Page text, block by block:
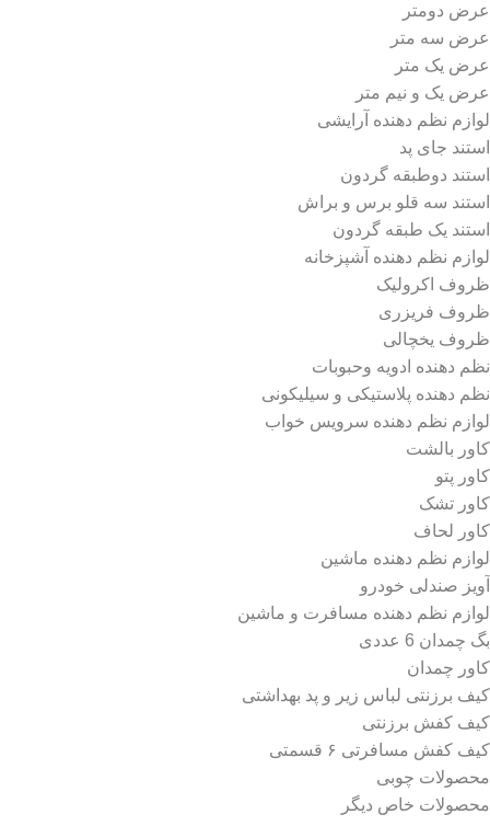
عرض دو‌متر
عرض سه متر
عرض یک متر
عرض یک و نیم متر
لوازم نظم دهنده آرایشی
استند جای پد
استند دو‌طبقه گردون
استند سه قلو برس و براش
استند یک طبقه گردون
لوازم نظم دهنده آشپزخانه
ظروف اکرولیک
ظروف فریزری
ظروف یخچالی
نظم دهنده ادویه وحبوبات
نظم دهنده پلاستیکی و سیلیکونی
لوازم نظم دهنده سرویس خواب
کاور بالشت
کاور پتو
کاور تشک
کاور لحاف
لوازم نظم دهنده ماشین
آویز صندلی خودرو
لوازم نظم دهنده مسافرت و ماشین
بگ چمدان 6 عددی
کاور چمدان
کیف برزنتی لباس زیر و پد بهداشتی
کیف کفش برزنتی
کیف کفش مسافرتی ۶ قسمتی
محصولات چوبی
محصولات خاص دیگر